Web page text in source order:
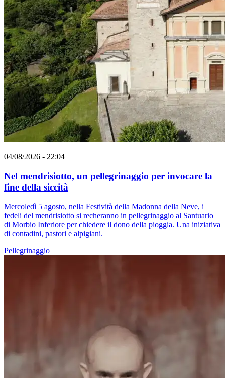
04/08/2026 - 22:04
Nel mendrisiotto, un pellegrinaggio per invocare la
fine della siccità
Mercoledì 5 agosto, nella Festività della Madonna della Neve, i
fedeli del mendrisiotto si recheranno in pellegrinaggio al Santuario
di Morbio Inferiore per chiedere il dono della pioggia. Una iniziativa
di contadini, pastori e alpigiani.
Pellegrinaggio